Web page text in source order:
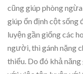
cũng giúp phòng
giúp ổn định cột
luyện gần giống các
người, thì gánh nặng
thiểu. Do đó khả